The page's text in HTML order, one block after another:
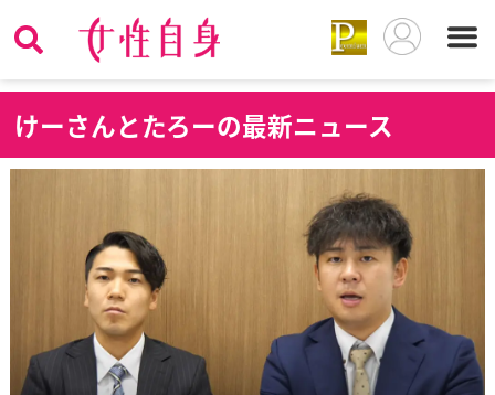
けーさんとたろーの最新ニュース